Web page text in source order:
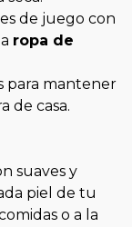
de juego con
ropa de
para mantener
de casa.
suaves y
piel de tu
o a la